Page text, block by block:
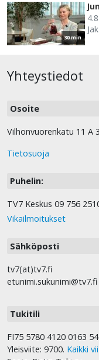
30 min
Yhteystiedot
Osoite
Vilhonvuorenkatu 11 A
Tietosuoja
Puhelin:
TV7 Keskus 09 756
Vikailmoitukset
Sähköposti
tv7(at)tv7.fi
etunimi.sukunimi@tv7.fi
Tukitili
FI75 5780 4120 0163
Yleisviite: 9700. Kaikki